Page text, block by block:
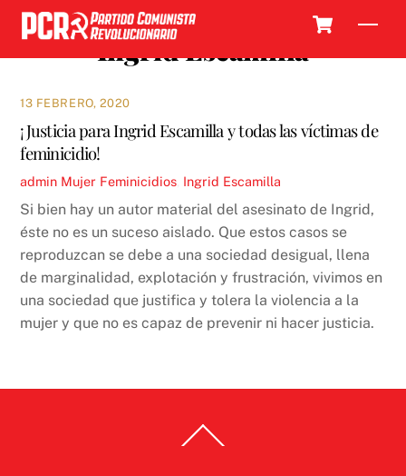
Skip
content
Ingrid Escamilla
13 FEBRERO, 2020
¡Justicia para Ingrid Escamilla y todas las víctimas de
feminicidio!
admin Mujer Feminicidios Ingrid Escamilla
Si bien hay un autor material del asesinato de Ingrid,
éste no es un suceso aislado. Que estos casos se
reproduzcan se debe a una sociedad desigual, llena
de marginalidad, explotación y frustración, vivimos en
una sociedad que justifica y tolera la violencia a la
mujer y que no es capaz de prevenir ni hacer justicia.
To